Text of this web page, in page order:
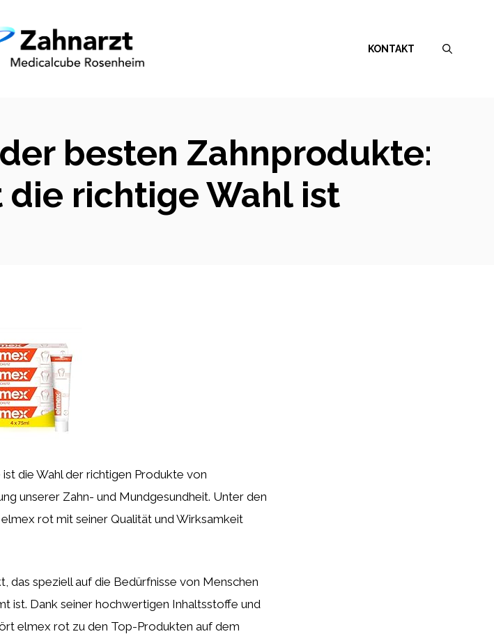
KONTAKT
besten Zahnprodukte:
richtige Wahl ist
die Wahl der richtigen Produkte von
unserer Zahn- und Mundgesundheit. Unter den
rot mit seiner Qualität und Wirksamkeit
das speziell auf die Bedürfnisse von Menschen
ist. Dank seiner hochwertigen Inhaltsstoffe und
elmex rot zu den Top-Produkten auf dem